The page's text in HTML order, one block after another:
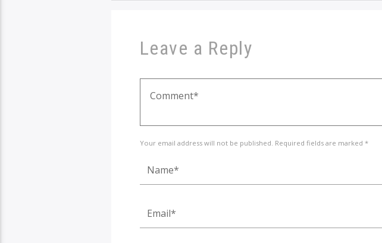
Leave a Reply
Your email address will not be published. Required fields are marked *